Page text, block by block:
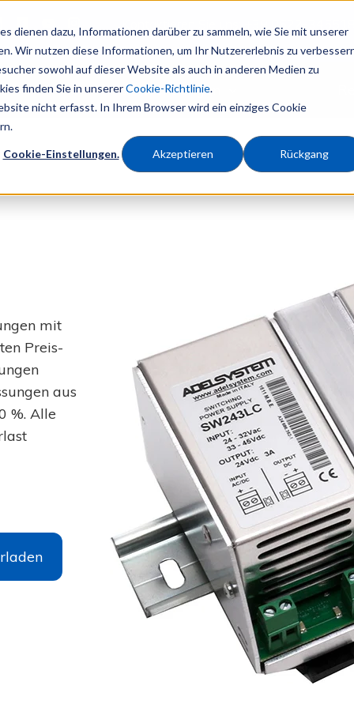
dienen dazu, Informationen darüber zu sammeln, wie Sie mit unserer
Wir nutzen diese Informationen, um Ihr Nutzererlebnis zu
sowohl auf dieser Website als auch in anderen Medien zu
finden Sie in unsererCookie-Richtlinie.
nicht erfasst. In Ihrem Browser wird ein einziges Cookie
Cookie-Einstellungen. Akzeptieren Rückgang
Anwendungen
mit
Preis-
aus
%. Alle